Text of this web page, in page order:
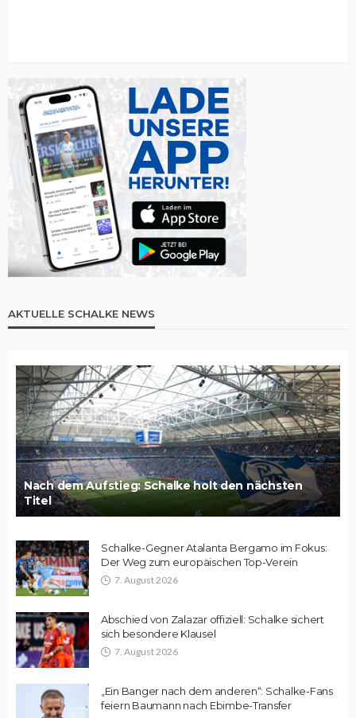
AKTUELLE SCHALKE NEWS
Nach dem Aufstieg: Schalke holt den nächsten
Titel
Schalke-Gegner Atalanta Bergamo im Fokus:
Der Weg zum europäischen Top-Verein
7. August 2026
Abschied von Zalazar offiziell: Schalke sichert
sich besondere Klausel
7. August 2026
„Ein Banger nach dem anderen“: Schalke-Fans
feiern Baumann nach Ebimbe-Transfer